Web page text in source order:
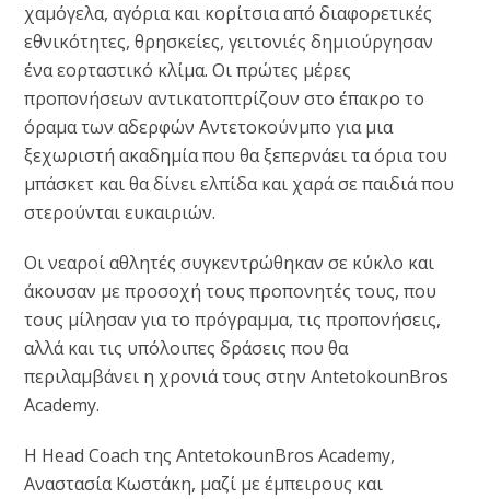
χαμόγελα, αγόρια και κορίτσια από διαφορετικές
εθνικότητες, θρησκείες, γειτονιές δημιούργησαν
ένα εορταστικό κλίμα. Οι πρώτες μέρες
προπονήσεων αντικατοπτρίζουν στο έπακρο το
όραμα των αδερφών Αντετοκούνμπο για μια
ξεχωριστή ακαδημία που θα ξεπερνάει τα όρια του
μπάσκετ και θα δίνει ελπίδα και χαρά σε παιδιά που
στερούνται ευκαιριών.
Οι νεαροί αθλητές συγκεντρώθηκαν σε κύκλο και
άκουσαν με προσοχή τους προπονητές τους, που
τους μίλησαν για το πρόγραμμα, τις προπονήσεις,
αλλά και τις υπόλοιπες δράσεις που θα
περιλαμβάνει η χρονιά τους στην ΑntetokounΒros
Academy.
Η Head Coach της AntetokounBros Academy,
Αναστασία Κωστάκη, μαζί με έμπειρους και